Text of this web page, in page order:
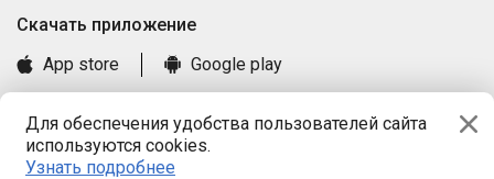
Для обеспечения удобства пользователей сайта
используются cookies.
Узнать подробнее
Cкачать приложение
App store
Google play
Книга замечаний и предложений
Правила и документы